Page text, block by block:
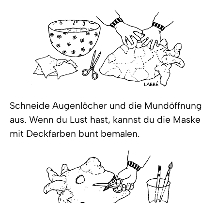
Schneide Augenlöcher und die Mundöffnung
aus. Wenn du Lust hast, kannst du die Maske
mit Deckfarben bunt bemalen.